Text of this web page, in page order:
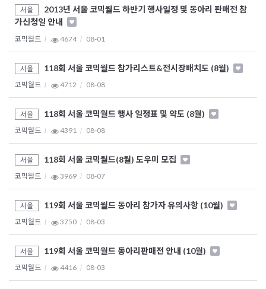
서울
2013년 서울 코믹월드 하반기 행사일정 및 동아리 판매전 참
가신청일 안내
코믹월드 4674 08-01
서울 118회 서울 코믹월드 참가리스트&전시장배치도 (8월)
코믹월드 4712 08-08
서울 118회 서울 코믹월드 행사 일정표 및 약도 (8월)
코믹월드 4391 08-08
서울 118회 서울 코믹월드(8월) 도우미 모집
코믹월드 3969 08-07
서울 119회 서울 코믹월드 동아리 참가자 유의사항 (10월)
코믹월드 3750 08-03
서울 119회 서울 코믹월드 동아리판매전 안내 (10월)
코믹월드 4416 08-03